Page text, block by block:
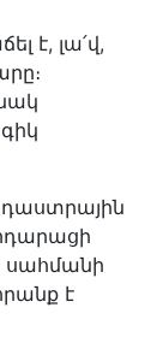
է, լա՛վ,
սահմանի
է